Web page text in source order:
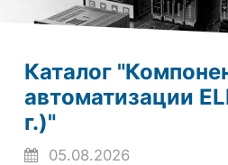
Каталог
автоматизации
г.)"
05.08.2026